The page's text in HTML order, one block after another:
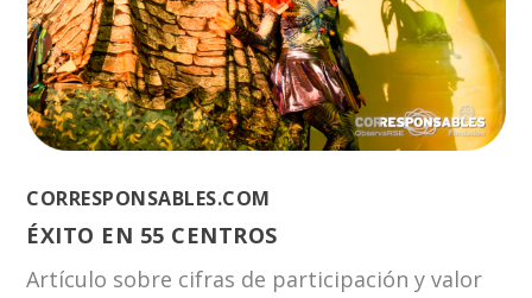
CORRESPONSABLES.COM
ÉXITO EN 55 CENTROS
Artículo sobre cifras de participación y valor